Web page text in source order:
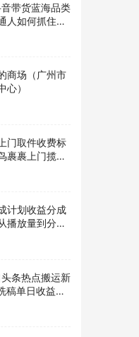
带货蓝海品类
人如何抓住冷
商场（广州市
心）
门取件收费标
裹裹上门揽件
计划收益分成
播放量到分成
条热点搬运新
稿单日收益